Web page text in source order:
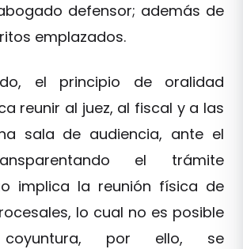
defensor; además de
emplazados.
el principio de oralidad
reunir al juez, al fiscal y a las
sala de audiencia, ante el
el trámite
implica la reunión física de
lo cual no es posible
por ello, se